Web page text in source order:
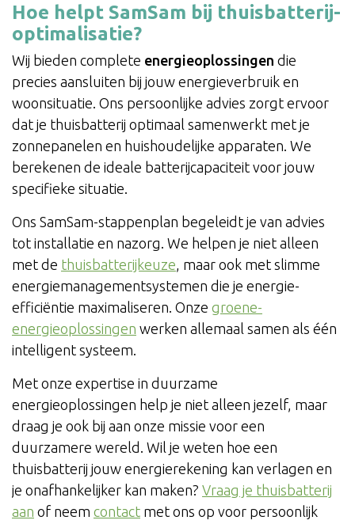
Hoe helpt SamSam bij thuisbatterij-
optimalisatie?
Wij bieden complete energieoplossingen die
precies aansluiten bij jouw energieverbruik en
woonsituatie. Ons persoonlijke advies zorgt ervoor
dat je thuisbatterij optimaal samenwerkt met je
zonnepanelen en huishoudelijke apparaten. We
berekenen de ideale batterijcapaciteit voor jouw
specifieke situatie.
Ons SamSam-stappenplan begeleidt je van advies
tot installatie en nazorg. We helpen je niet alleen
met de thuisbatterijkeuze, maar ook met slimme
energiemanagementsystemen die je energie-
efficiëntie maximaliseren. Onze groene-
energieoplossingen werken allemaal samen als één
intelligent systeem.
Met onze expertise in duurzame
energieoplossingen help je niet alleen jezelf, maar
draag je ook bij aan onze missie voor een
duurzamere wereld. Wil je weten hoe een
thuisbatterij jouw energierekening kan verlagen en
je onafhankelijker kan maken? Vraag je thuisbatterij
aan of neem contact met ons op voor persoonlijk